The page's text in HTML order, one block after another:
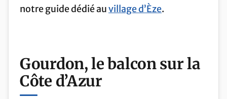
notre guide dédié auvillage d’Èze.
Gourdon, le balcon sur la
Côte d’Azur